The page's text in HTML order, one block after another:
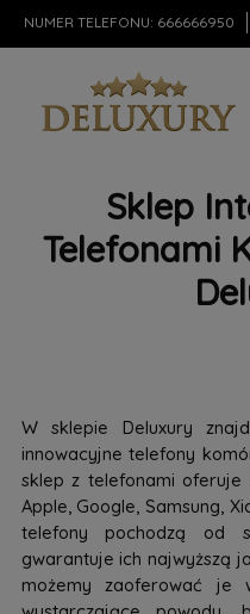
NUMER TELEFONU: 666666950
Sklep
Telefonami
W sklepie Deluxury
innowacyjne telefony
sklep z telefonami
Apple, Google, Samsung,
telefony pochodzą od
gwarantuje ich najwyższą
możemy zaoferować je